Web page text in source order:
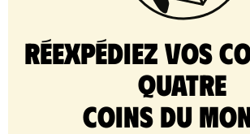
Réexpédiez vos
quatre
coins du